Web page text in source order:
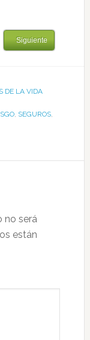
Siguiente
DE LA VIDA
, SEGUROS,
no será
están